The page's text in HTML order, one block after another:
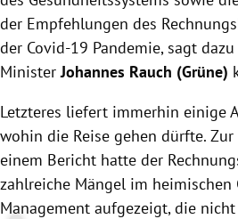
der Empfehlungen des
der Covid-19 Pandemie, sagt
MinisterJohannes Rauch (Grüne)
Letzteres liefert immerhin einige
wohin die Reise gehen dürfte.
einem Bericht hatte der
zahlreiche Mängel im heimischen
Management aufgezeigt, die